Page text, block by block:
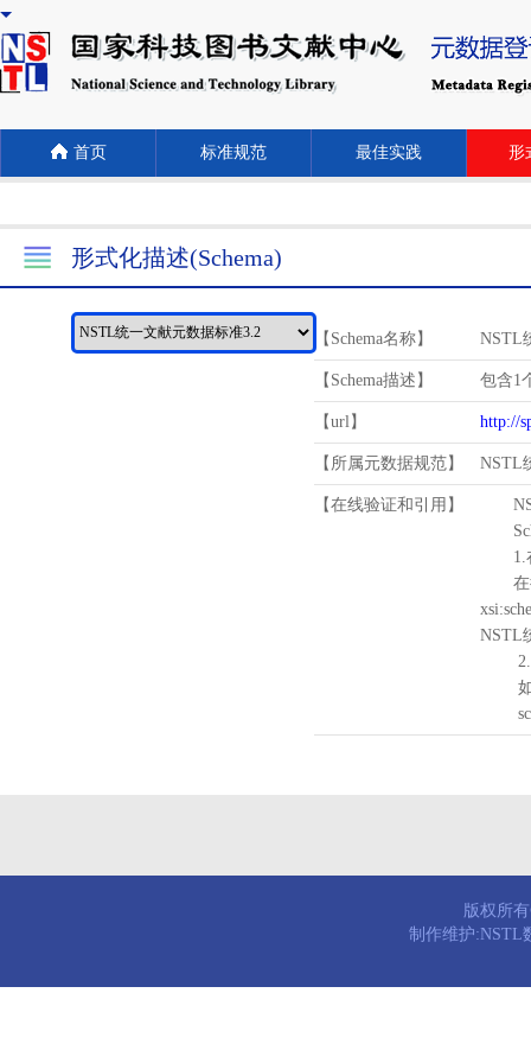
首页 标准规范 最佳实践 形
形式化描述(Schema)
【Schema名称】 NSTL
【Schema描述】 包含1
【url】 http://
【所属元数据规范】 NSTL
【在线验证和引用】
1.
在待
NSTL
2.
如需
版权所
制作维护:NSTL